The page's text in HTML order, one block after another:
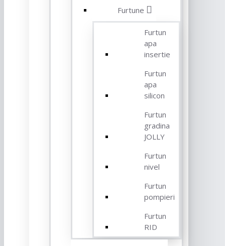
Furtune
Furtun
apa
insertie
Furtun
apa
silicon
Furtun
gradina
JOLLY
Furtun
nivel
Furtun
pompieri
Furtun
RID